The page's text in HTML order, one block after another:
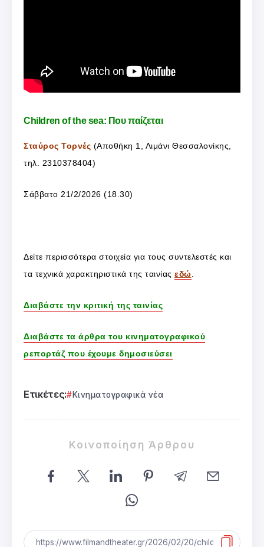
Children of the sea: Που παίζεται
Σταύρος Τορνές (Αποθήκη 1, Λιμάνι Θεσσαλονίκης,
τηλ. 2310378404)
Σάββατο 21/2/2026 (18.30)
Δείτε περισσότερα στοιχεία για τους συντελεστές και
τα τεχνικά χαρακτηριστικά της ταινίας εδώ
Διαβάστε την κριτική της ταινίας
Διαβάστε τα άρθρα του κινηματογραφικού
ρεπορτάζ που έχουμε δημοσιεύσει
Ετικέτες: Κινηματογραφικά νέα
Κοινοποίηση Άρθρου